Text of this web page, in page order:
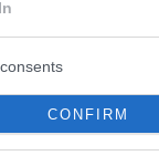
CONFIRM
ab heute:
Facebook-